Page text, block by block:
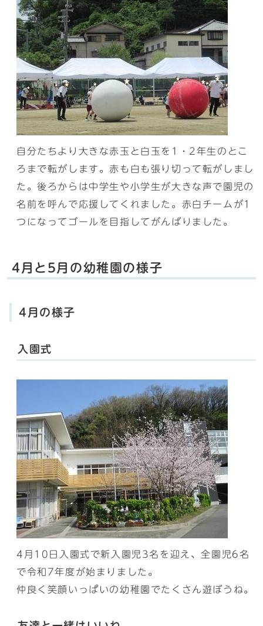
自分たちより大きな赤玉と白玉を1・2年生のとこ
ろまで転がします。赤も白も張り切って転がしまし
た。後ろからは中学生や小学生が大きな声で園児の
名前を呼んで応援してくれました。赤白チームが1
つになってゴールを目指してがんばりました。
4月と5月の幼稚園の様子
4月の様子
入園式
4月10日入園式で新入園児3名を迎え、全園児6名
で令和7年度が始まりました。
仲良く笑顔いっぱいの幼稚園でたくさん遊ぼうね。